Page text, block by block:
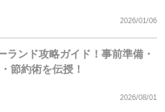
2026/01/06
ランド攻略ガイド！事前準備・
節約術を伝授！
2026/08/01